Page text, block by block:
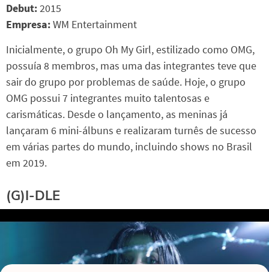
Debut:2015
Empresa:WM Entertainment
Inicialmente, o grupo Oh My Girl, estilizado como OMG,
possuía 8 membros, mas uma das integrantes teve que
sair do grupo por problemas de saúde. Hoje, o grupo
OMG possui 7 integrantes muito talentosas e
carismáticas. Desde o lançamento, as meninas já
lançaram 6 mini-álbuns e realizaram turnês de sucesso
em várias partes do mundo, incluindo shows no Brasil
em 2019.
(G)I-DLE